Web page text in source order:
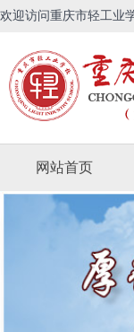
欢迎访问重庆市轻工业
网站首页